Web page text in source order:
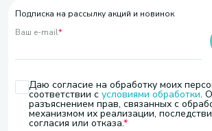
Подписка на рассылку акций и новинок
Ваш e-mail*
Даю согласие на обработку моих
соответствии с условиями обработки.
разъяснением прав, связанных с
механизмом их реализации,
согласия или отказа.